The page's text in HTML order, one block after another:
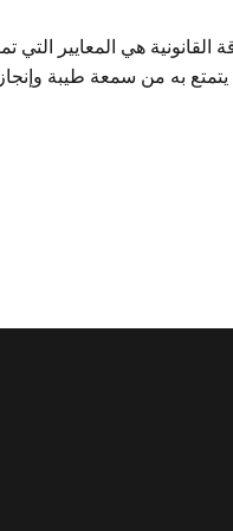
هي المعايير
يتمتع به من سمعة طيبة